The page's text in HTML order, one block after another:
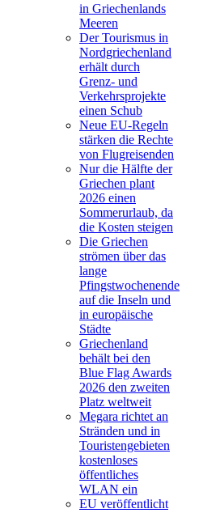
in Griechenlands
Meeren
Der Tourismus in
Nordgriechenland
erhält durch
Grenz- und
Verkehrsprojekte
einen Schub
Neue EU-Regeln
stärken die Rechte
von Flugreisenden
Nur die Hälfte der
Griechen plant
2026 einen
Sommerurlaub, da
die Kosten steigen
Die Griechen
strömen über das
lange
Pfingstwochenende
auf die Inseln und
in europäische
Städte
Griechenland
behält bei den
Blue Flag Awards
2026 den zweiten
Platz weltweit
Megara richtet an
Stränden und in
Touristengebieten
kostenloses
öffentliches
WLAN ein
EU veröffentlicht